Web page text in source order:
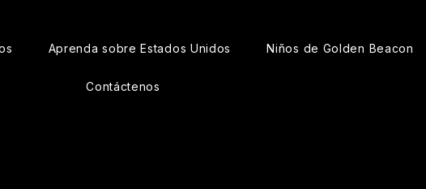
Aprenda sobre Estados Unidos Niños de Golden Beacon
Contáctenos